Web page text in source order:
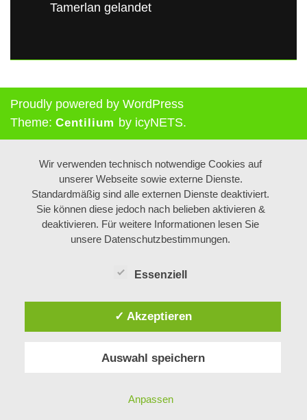
Tamerlan gelandet
Proudly powered by WordPress
Theme: Centilium by icyNETS.
Wir verwenden technisch notwendige Cookies auf
unserer Webseite sowie externe Dienste.
Standardmäßig sind alle externen Dienste deaktiviert.
Sie können diese jedoch nach belieben aktivieren &
deaktivieren. Für weitere Informationen lesen Sie
unsere Datenschutzbestimmungen.
Essenziell
✓ Akzeptieren
Auswahl speichern
Anpassen